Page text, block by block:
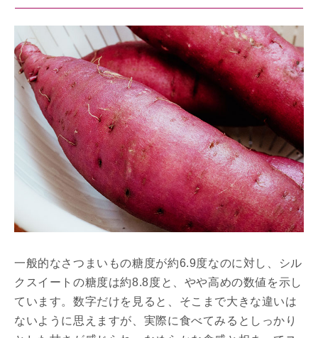
一般的なさつまいもの糖度が約6.9度なのに対し、シル
クスイートの糖度は約8.8度と、やや高めの数値を示し
ています。数字だけを見ると、そこまで大きな違いは
ないように思えますが、実際に食べてみるとしっかり